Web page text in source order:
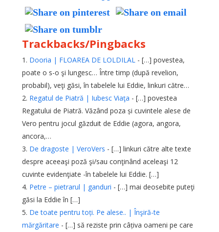
Trackbacks/Pingbacks
Dooria | FLOAREA DE LOLDILAL - […] povestea,
poate o s-o şi lungesc… Între timp (după revelion,
probabil), veţi găsi, în tabelele lui Eddie, linkuri către…
Regatul de Piatră | Iubesc Viaţa - […] povestea
Regatului de Piatră. Văzând poza și cuvintele alese de
Vero pentru jocul găzduit de Eddie (agora, angora,
ancora,…
De dragoste | VeroVers - […] linkuri către alte texte
despre aceeaşi poză şi/sau conţinând aceleaşi 12
cuvinte evidenţiate -în tabelele lui Eddie. […]
Petre – pietrarul | ganduri - […] mai deosebite puteţi
găsi la Eddie în […]
De toate pentru toți. Pe alese.. | Înşiră-te
mărgăritare - […] să reziste prin câțiva oameni pe care